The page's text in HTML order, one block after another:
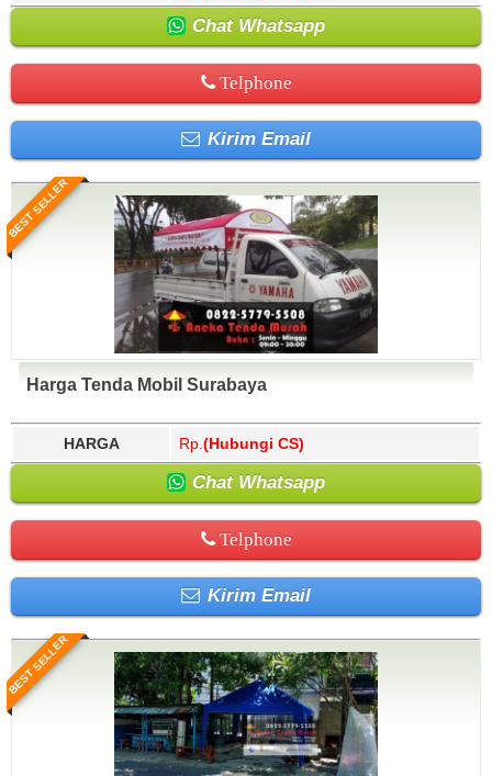
Chat Whatsapp
Telphone
Kirim Email
BEST SELLER
Harga Tenda Mobil Surabaya
HARGA Rp. (Hubungi CS)
Chat Whatsapp
Telphone
Kirim Email
BEST SELLER